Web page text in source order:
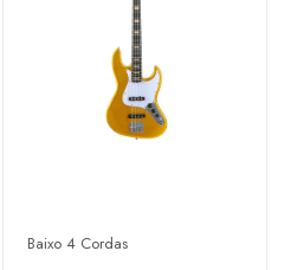
Baixo 4 Cordas